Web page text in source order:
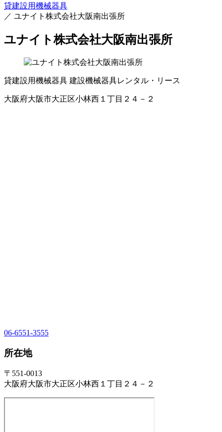
貸建設用機械器具
／ ユナイト株式会社大阪南出張所
ユナイト株式会社大阪南出張所
貸建設用機械器具 建設機械器具レンタル・リース
大阪府大阪市大正区小林西１丁目２４－２
06-6551-3555
所在地
〒551-0013
大阪府大阪市大正区小林西１丁目２４－２